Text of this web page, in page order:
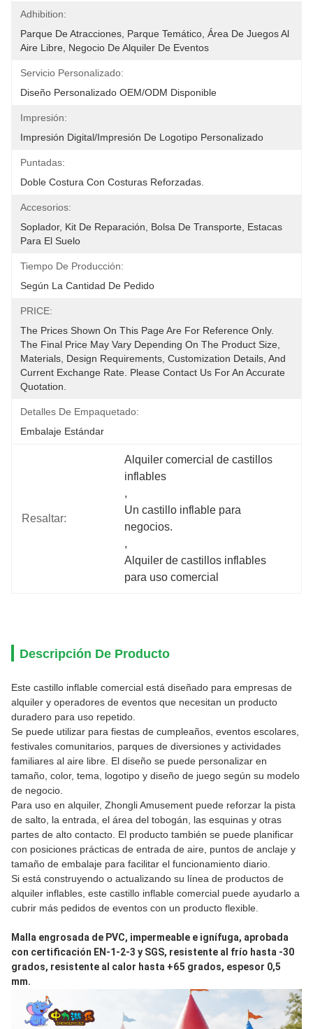
Adhibition:
Parque De Atracciones, Parque Temático, Área De Juegos Al
Aire Libre, Negocio De Alquiler De Eventos
Servicio Personalizado:
Diseño Personalizado OEM/ODM Disponible
Impresión:
Impresión Digital/impresión De Logotipo Personalizado
Puntadas:
Doble Costura Con Costuras Reforzadas.
Accesorios:
Soplador, Kit De Reparación, Bolsa De Transporte, Estacas
Para El Suelo
Tiempo De Producción:
Según La Cantidad De Pedido
PRICE:
The Prices Shown On This Page Are For Reference Only.
The Final Price May Vary Depending On The Product Size,
Materials, Design Requirements, Customization Details, And
Current Exchange Rate. Please Contact Us For An Accurate
Quotation.
Detalles De Empaquetado:
Embalaje Estándar
Resaltar:
Alquiler comercial de castillos
inflables
,
Un castillo inflable para
negocios.
,
Alquiler de castillos inflables
para uso comercial
Descripción De Producto
Este castillo inflable comercial está diseñado para empresas de
alquiler y operadores de eventos que necesitan un producto
duradero para uso repetido.
Se puede utilizar para fiestas de cumpleaños, eventos escolares,
festivales comunitarios, parques de diversiones y actividades
familiares al aire libre. El diseño se puede personalizar en
tamaño, color, tema, logotipo y diseño de juego según su modelo
de negocio.
Para uso en alquiler, Zhongli Amusement puede reforzar la pista
de salto, la entrada, el área del tobogán, las esquinas y otras
partes de alto contacto. El producto también se puede planificar
con posiciones prácticas de entrada de aire, puntos de anclaje y
tamaño de embalaje para facilitar el funcionamiento diario.
Si está construyendo o actualizando su línea de productos de
alquiler inflables, este castillo inflable comercial puede ayudarlo a
cubrir más pedidos de eventos con un producto flexible.
Malla engrosada de PVC, impermeable e ignífuga, aprobada
con certificación EN-1-2-3 y SGS, resistente al frío hasta -30
grados, resistente al calor hasta +65 grados, espesor 0,5
mm.